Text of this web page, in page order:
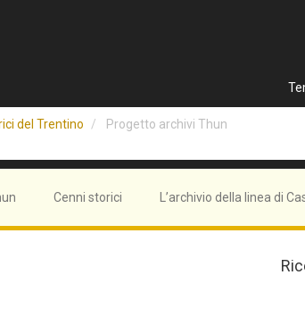
del Trentino Progetto archivi Thun
Cenni storici L’archivio della linea di